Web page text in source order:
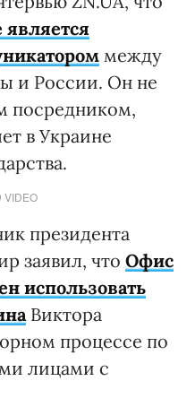
между
и России. Он не
посредником,
в Украине
VIDEO
президента
заявил, что Офис
использовать
Виктора
процессе по
лицами с